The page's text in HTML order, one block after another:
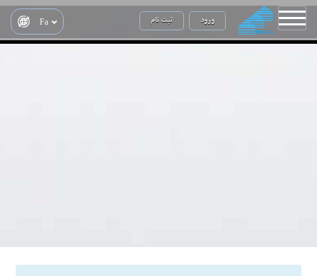
ورود ثبت نام Fa